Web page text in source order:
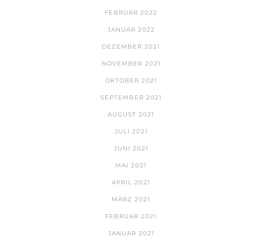
FEBRUAR 2022
JANUAR 2022
DEZEMBER 2021
NOVEMBER 2021
OKTOBER 2021
SEPTEMBER 2021
AUGUST 2021
JULI 2021
JUNI 2021
MAI 2021
APRIL 2021
MÄRZ 2021
FEBRUAR 2021
JANUAR 2021